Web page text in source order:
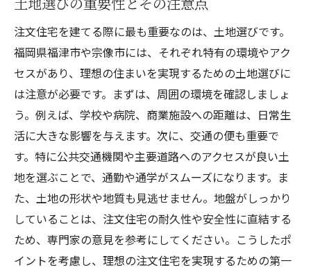
注文住宅を建てる際に最も重要なのは、土地選びです。
福岡県福津市や宗像市には、それぞれ特有の環境やアク
セスがあり、理想の住まいを実現するための土地選びに
は注意が必要です。まずは、周囲の環境を確認しましょ
う。例えば、学校や病院、商業施設への距離は、日常生
活に大きな影響を与えます。次に、交通の便も重要で
す。特に公共交通機関や主要道路へのアクセスが良い土
地を選ぶことで、通勤や通学がスムーズになります。ま
た、土地の形状や地質も見逃せません。地盤がしっかり
していることは、注文住宅の耐久性や安全性に直結する
ため、専門家の意見を参考にしてください。こうしたポ
イントを考慮し、理想の注文住宅を実現するための第一